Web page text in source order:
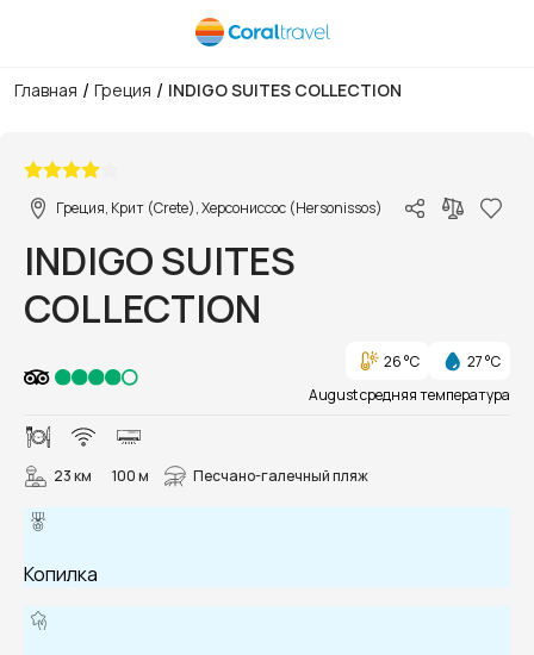
Главная / Греция / INDIGO SUITES COLLECTION
Греция, Крит (Crete), Херсониссос (Hersonissos)
INDIGO SUITES
COLLECTION
26 °C
27 °C
August средняя температура
23 км 100 м Песчано-галечный пляж
Копилка